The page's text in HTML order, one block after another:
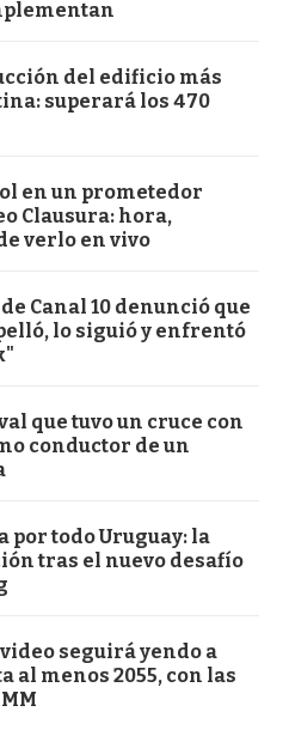
del edificio más
superará los 470
en un prometedor
Clausura: hora,
verlo en vivo
Canal 10 denunció que
lo siguió y enfrentó
que tuvo un cruce con
conductor de un
por todo Uruguay: la
tras el nuevo desafío
seguirá yendo a
al menos 2055, con las